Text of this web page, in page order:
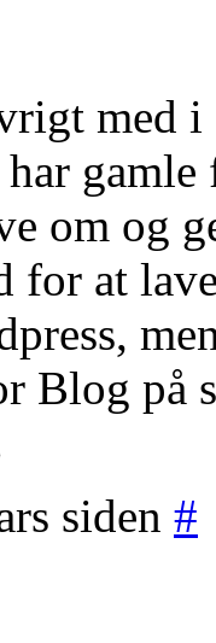
med i
har
om og
for at
Blog på
siden #